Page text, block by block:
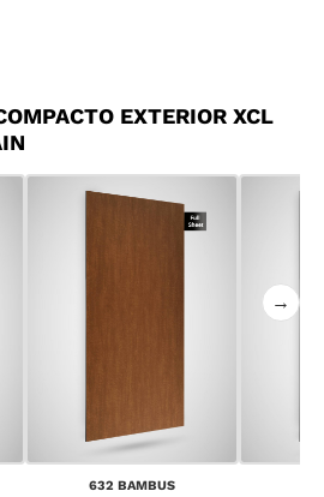
EXTERIOR XCL
632 BAMBUS
→